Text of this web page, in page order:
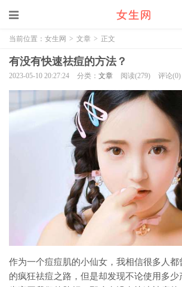
当前位置： 女生网 > 文章 > 正文
有没有快速祛痘的方法？
2023-05-10 20:27:24 分类： 文章 阅读(279) 评论(0)
作为一个痘痘肌的小仙女，我相信很多人都
的疯狂祛痘之路，但是却发现不论使用多少